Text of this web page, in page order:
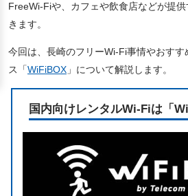
FreeWi-Fiや、カフェや飲食店などが提
きます。
今回は、長崎のフリーWi-Fi事情やおす
ス「WiFiBOX 」について解説します。
国内向けレンタルWi-Fiは「